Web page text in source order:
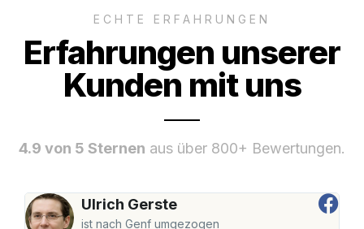
ECHTE ERFAHRUNGEN
Erfahrungen unserer
Kunden mit uns
4.9 von 5 Sternen aus über 800+ Bewertungen.
Ulrich Gerste
ist nach Genf umgezogen